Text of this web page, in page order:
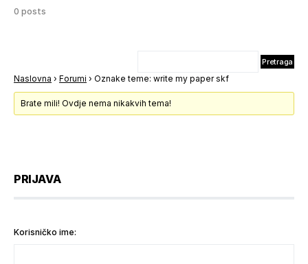
0 posts
Naslovna › Forumi › Oznake teme: write my paper skf
Brate mili! Ovdje nema nikakvih tema!
PRIJAVA
Korisničko ime: